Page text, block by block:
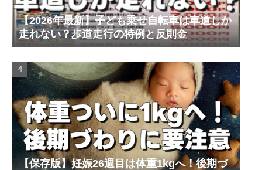
【2026年最新】子ども乗せ自転車は車道しか
走れない？歩道走行の特例と反則金
【保存版】妊娠26週目は体重1kgへ！後期づ